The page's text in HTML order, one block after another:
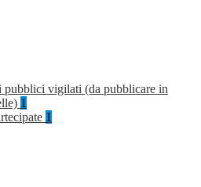
pubblici vigilati (da pubblicare in
1
1